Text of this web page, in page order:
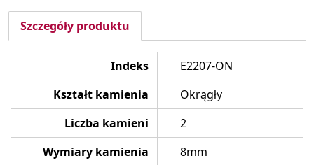
Szczegóły produktu
Indeks
E2207-ON
Kształt kamienia
Okrągły
Liczba kamieni
2
Wymiary kamienia
8mm